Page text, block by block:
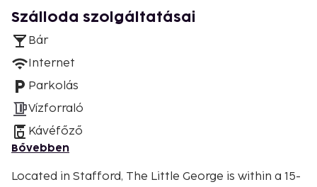
Szálloda szolgáltatásai
Bár
Internet
Parkolás
Vízforraló
Kávéfőző
Bővebben
Located in Stafford, The Little George is within a 15-